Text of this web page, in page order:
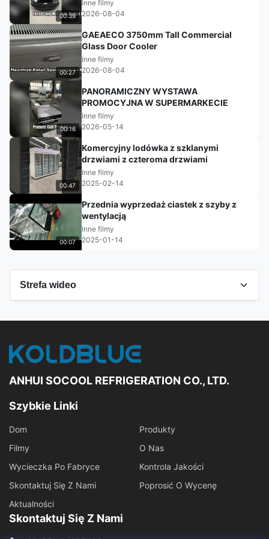
00:39
Inne filmy
2026-08-04
00:27
GAEAECO 3750mm Tall Commercial
Glass Door Cooler
Inne filmy
2026-08-04
00:16
PANORAMICZNY WYSTAWA
PROMOCYJNA W SUPERMARKECIE
Inne filmy
2026-05-14
00:47
Komercyjny lodówka z szklanymi
drzwiami z czteroma drzwiami
Inne filmy
2025-02-14
00:07
Przednia wyprzedaż ciastek z szyby z
wentylacją
Inne filmy
2025-01-14
Strefa wideo
ANHUI SOCOOL REFRIGERATION CO., LTD.
Szybkie Linki
Dom
Produkty
Filmy
O Nas
Wycieczka Po Fabryce
Kontrola Jakości
Skontaktuj Się Z Nami
Poprosić O Wycenę
Aktualności
Skontaktuj Się Z Nami